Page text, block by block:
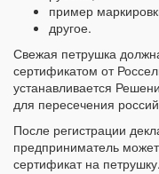
пример
другое.
Свежая петрушка
сертификатом от
устанавливается
для пересечения
После регистрации
предприниматель
сертификат на петрушку.